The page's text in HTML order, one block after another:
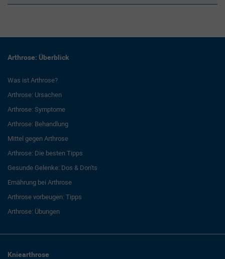
Arthrose: Überblick
Was ist Arthrose?
Arthrose: Ursachen
Arthrose: Symptome
Arthrose: Behandlung
Mittel gegen Arthrose
Arthrose: Die besten Tipps
Gesunde Gelenke: Dos & Don'ts
Ernährung bei Arthrose
Arthrose vorbeugen: Tipps
Arthrose: Übungen
Kniearthrose